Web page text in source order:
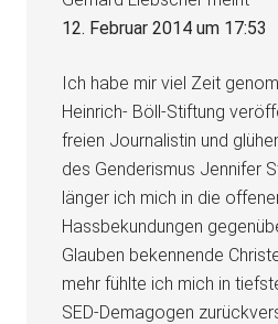
12. Februar 2014 um 17:53
Ich habe mir viel Zeit
Heinrich- Böll-Stiftung
freien Journalistin und
des Genderismus Jennifer
länger ich mich in die
Hassbekundungen
Glauben bekennende
mehr fühlte ich mich in
SED-Demagogen